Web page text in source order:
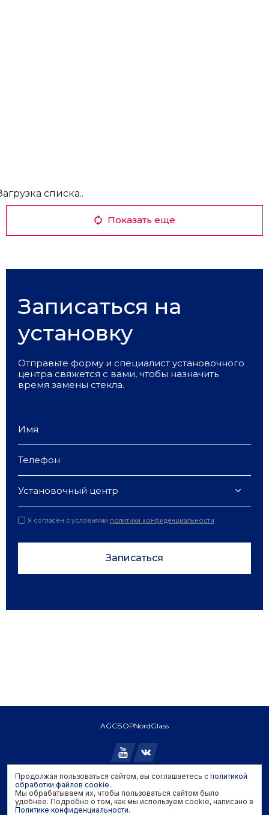
списка..
Показать еще
Записаться на
установку
Отправьте форму и специалист установочного
центра свяжется с вами, чтобы назначить
время замены стекла.
Установочный центр
Я согласен с условиями политики конфиденциальности
Записаться
AGCБОРNordGlass
Copyright © 2026 AGC. All rights reserved.
Политика конфиденциальности
Политика обработки файлов cookie
Продолжая пользоваться сайтом, вы соглашаетесь с политикой
обработки файлов cookie.
Мы обрабатываем их, чтобы пользоваться сайтом было
удобнее. Подробно о том, как мы используем cookie, написано в
Политике конфиденциальности.